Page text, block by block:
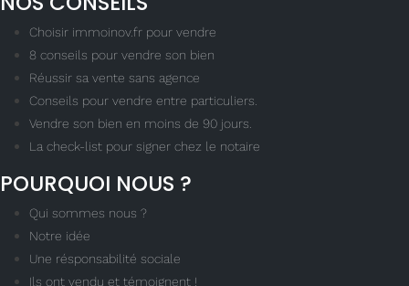
Choisir immoinov.fr pour vendre
8 conseils pour vendre son bien
Réussir sa vente sans agence
Conseils pour vendre entre particuliers.
Vendre son bien en moins de 90 jours.
La check-list pour signer chez le notaire
POURQUOI NOUS ?
Qui sommes nous ?
Notre idée
Une résponsabilité sociale
Ils ont vendu et témoignent !